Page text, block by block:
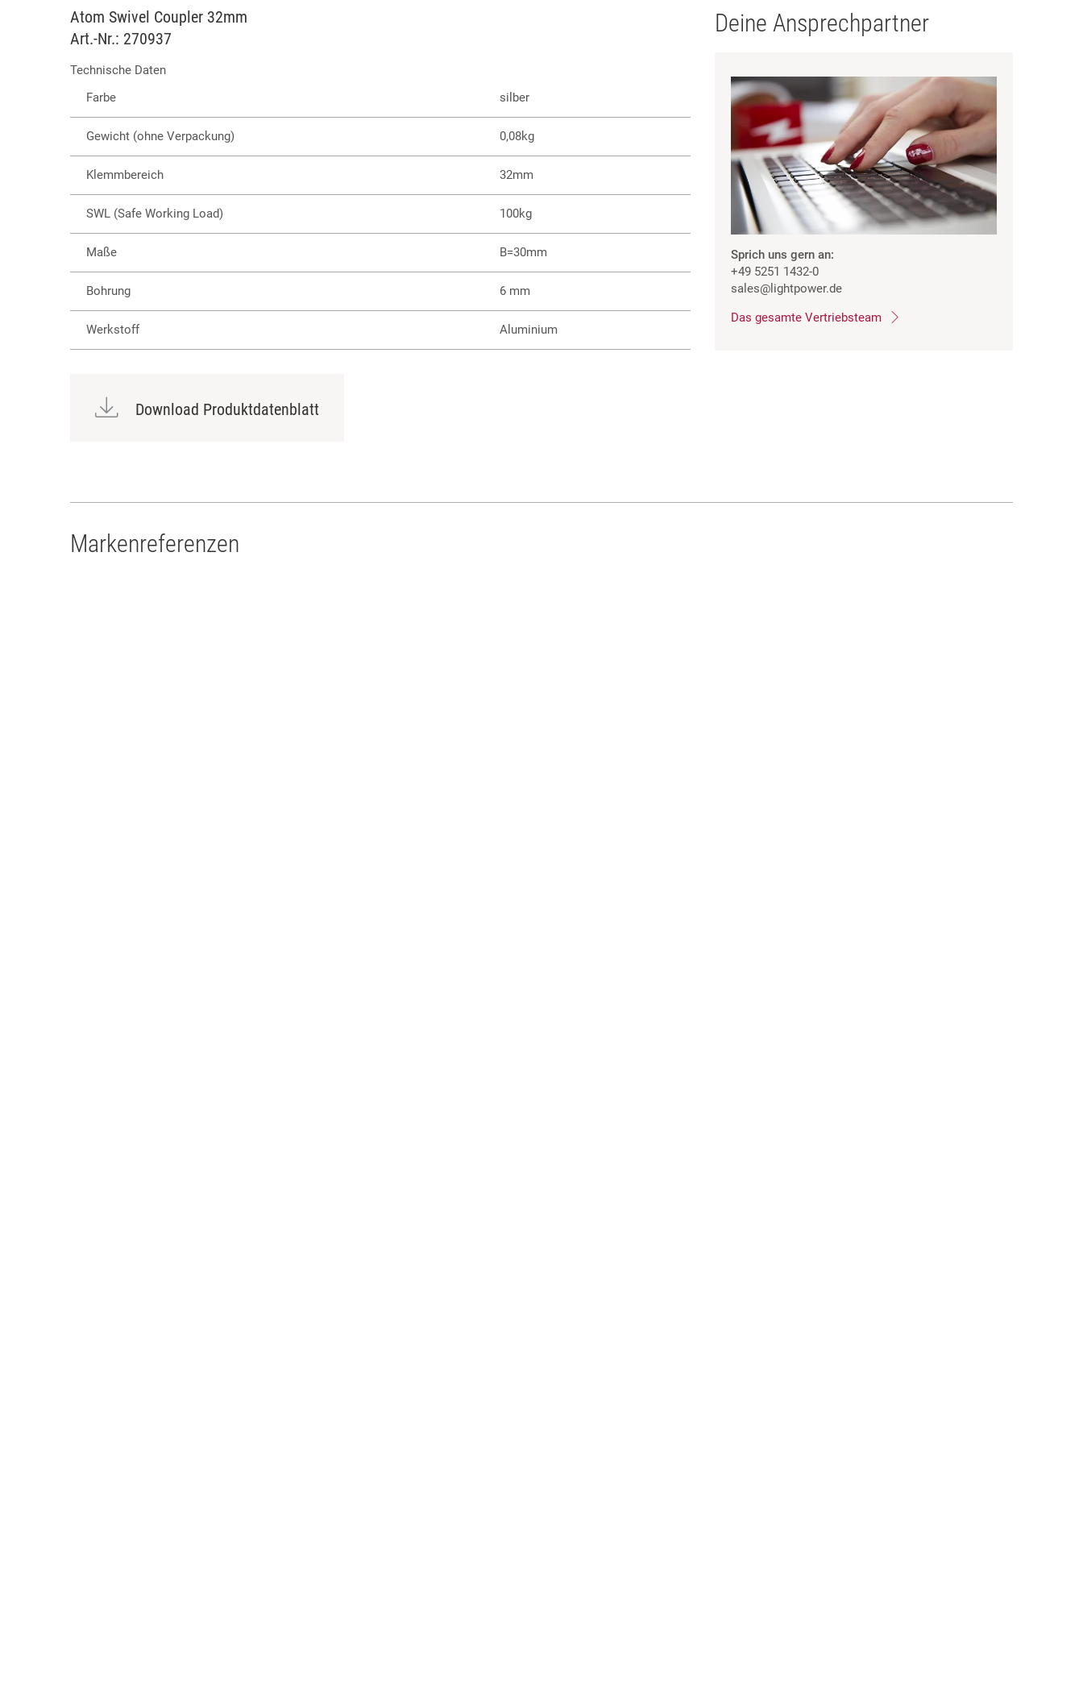
Atom Swivel Coupler 32mm
Art.-Nr.: 270937
Technische Daten
Farbe
silber
Gewicht (ohne Verpackung) 0,08kg
Klemmbereich 32mm
SWL (Safe Working Load) 100kg
Maße B=30mm
Bohrung 6 mm
Werkstoff Aluminium
Download Produktdatenblatt
Deine Ansprechpartner
Sprich uns gern an:
+49 5251 1432-0
sales@lightpower.de
Das gesamte Vertriebsteam
Markenreferenzen